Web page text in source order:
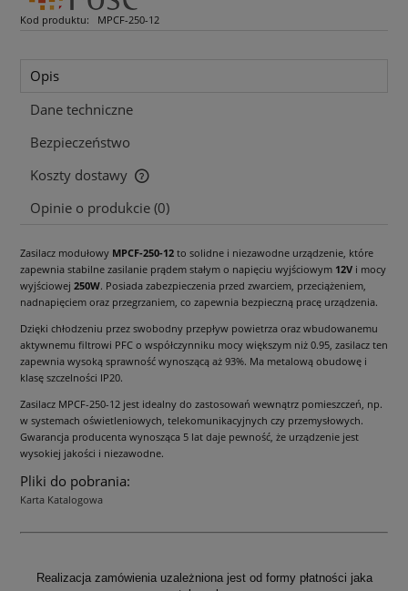
Kod produktu: MPCF-250-12
Opis
Dane techniczne
Bezpieczeństwo
Koszty dostawy
Cena nie zawiera ewentualnych kosztów płatności
Opinie o produkcie (0)
Zasilacz modułowy MPCF-250-12 to solidne i niezawodne urządzenie, które
zapewnia stabilne zasilanie prądem stałym o napięciu wyjściowym 12V i mocy
wyjściowej 250W. Posiada zabezpieczenia przed zwarciem, przeciążeniem,
nadnapięciem oraz przegrzaniem, co zapewnia bezpieczną pracę urządzenia.
Dzięki chłodzeniu przez swobodny przepływ powietrza oraz wbudowanemu
aktywnemu filtrowi PFC o współczynniku mocy większym niż 0.95, zasilacz ten
zapewnia wysoką sprawność wynoszącą aż 93%. Ma metalową obudowę i
klasę szczelności IP20.
Zasilacz MPCF-250-12 jest idealny do zastosowań wewnątrz pomieszczeń, np.
w systemach oświetleniowych, telekomunikacyjnych czy przemysłowych.
Gwarancja producenta wynosząca 5 lat daje pewność, że urządzenie jest
wysokiej jakości i niezawodne.
Pliki do pobrania:
Karta Katalogowa
Realizacja zamówienia uzależniona jest od formy płatności jaka